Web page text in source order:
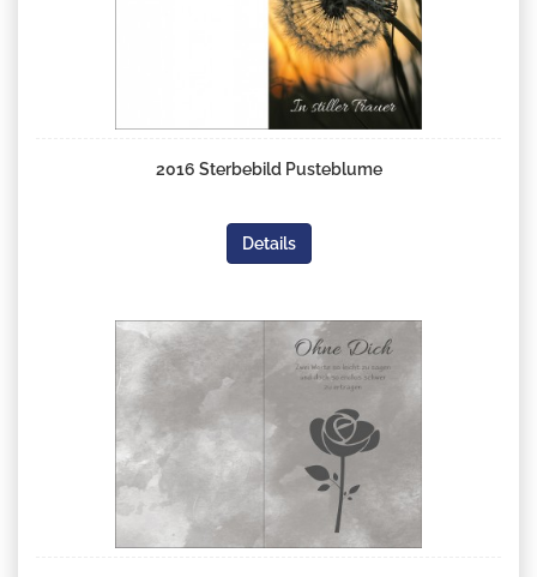
2016 Sterbebild Pusteblume
Details